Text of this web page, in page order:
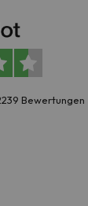
Bewertungen